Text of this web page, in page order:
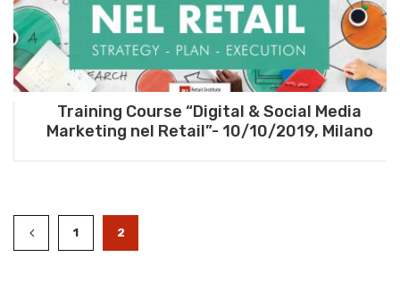
Training Course “Digital & Social Media
Marketing nel Retail”- 10/10/2019, Milano
1 2